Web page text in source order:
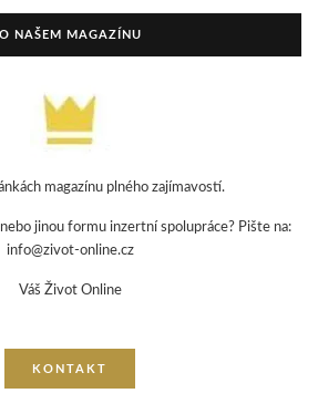
O NAŠEM MAGAZÍNU
magazínu plného zajímavostí.
jinou formu inzertní spolupráce? Pište na:
info@zivot-online.cz
Váš Život Online
KONTAKT